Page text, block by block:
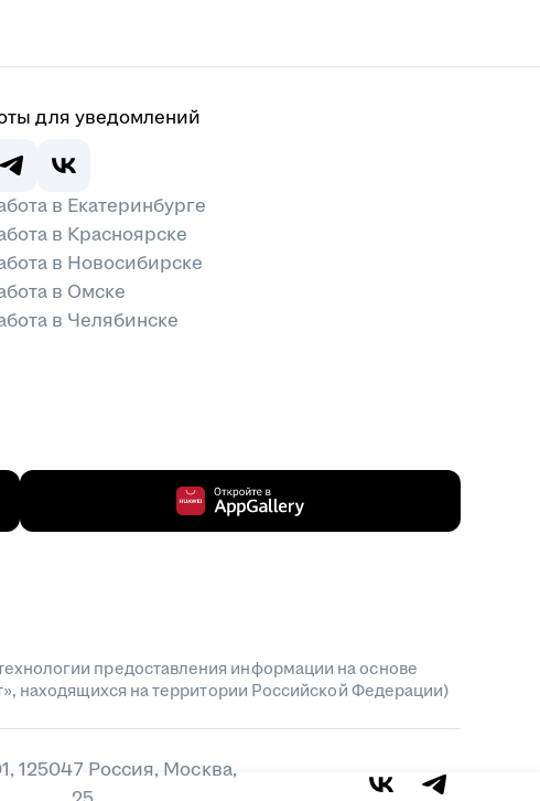
для уведомлений
в Екатеринбурге
в Красноярске
в Новосибирске
в Омске
в Челябинске
предоставления информации на основе
находящихся на территории Российской Федерации)
125047 Россия, Москва,